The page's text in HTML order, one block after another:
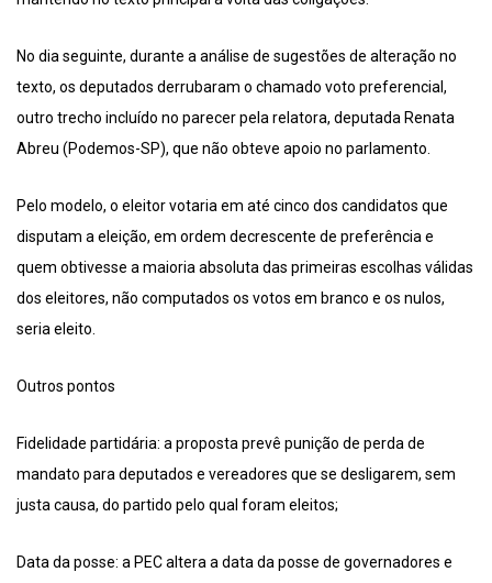
No dia seguinte, durante a análise de sugestões de alteração no
texto, os deputados derrubaram o chamado voto preferencial,
outro trecho incluído no parecer pela relatora, deputada Renata
Abreu (Podemos-SP), que não obteve apoio no parlamento.
Pelo modelo, o eleitor votaria em até cinco dos candidatos que
disputam a eleição, em ordem decrescente de preferência e
quem obtivesse a maioria absoluta das primeiras escolhas válidas
dos eleitores, não computados os votos em branco e os nulos,
seria eleito.
Outros pontos
Fidelidade partidária: a proposta prevê punição de perda de
mandato para deputados e vereadores que se desligarem, sem
justa causa, do partido pelo qual foram eleitos;
Data da posse: a PEC altera a data da posse de governadores e